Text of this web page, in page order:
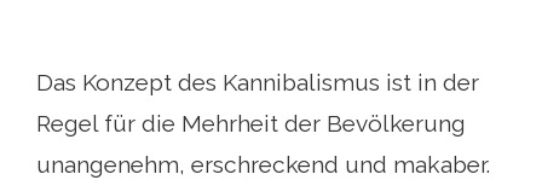
Das Konzept des Kannibalismus ist in der
Regel für die Mehrheit der Bevölkerung
unangenehm, erschreckend und makaber.